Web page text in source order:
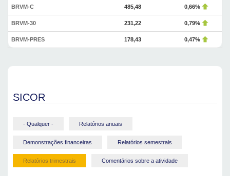
BRVM-C 485,48 0,66%
BRVM-30 231,22 0,79%
BRVM-PRES 178,43 0,47%
SICOR
- Qualquer - Relatórios anuais
Demonstrações financeiras Relatórios semestrais
Relatórios trimestrais Comentários sobre a atividade